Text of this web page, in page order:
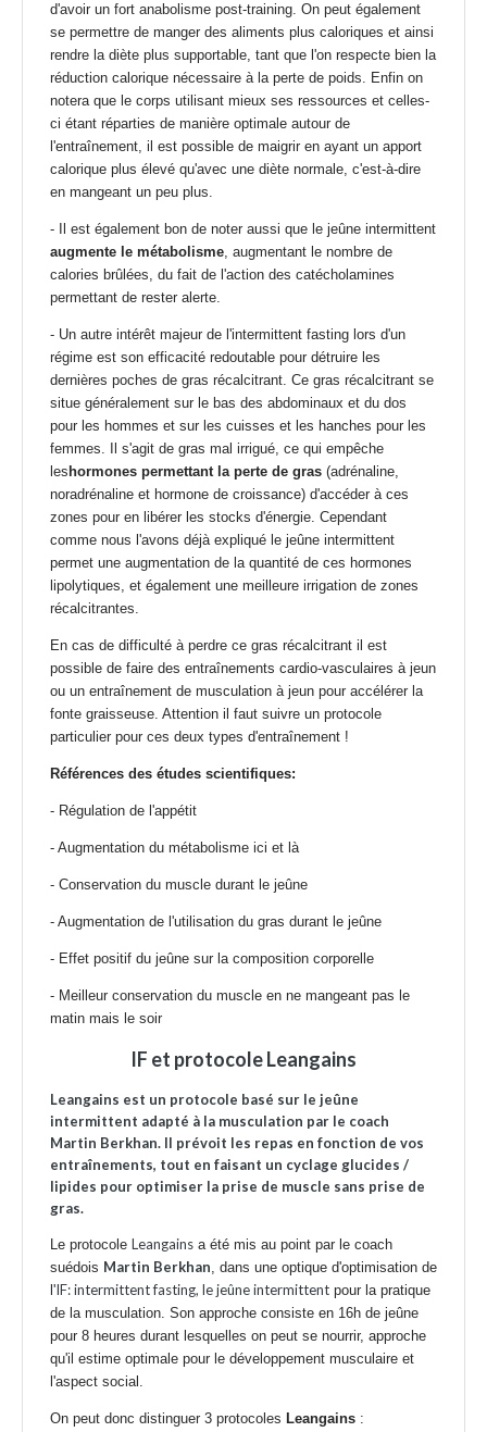
d'avoir un fort anabolisme post-training. On peut également
se permettre de manger des aliments plus caloriques et ainsi
rendre la diète plus supportable, tant que l'on respecte bien la
réduction calorique nécessaire à la perte de poids. Enfin on
notera que le corps utilisant mieux ses ressources et celles-
ci étant réparties de manière optimale autour de
l'entraînement, il est possible de maigrir en ayant un apport
calorique plus élevé qu'avec une diète normale, c'est-à-dire
en mangeant un peu plus.
- Il est également bon de noter aussi que le jeûne intermittent
augmente le métabolisme, augmentant le nombre de
calories brûlées, du fait de l'action des catécholamines
permettant de rester alerte.
- Un autre intérêt majeur de l'intermittent fasting lors d'un
régime est son efficacité redoutable pour détruire les
dernières poches de gras récalcitrant. Ce gras récalcitrant se
situe généralement sur le bas des abdominaux et du dos
pour les hommes et sur les cuisses et les hanches pour les
femmes. Il s'agit de gras mal irrigué, ce qui empêche
les hormones permettant la perte de gras (adrénaline,
noradrénaline et hormone de croissance) d'accéder à ces
zones pour en libérer les stocks d'énergie. Cependant
comme nous l'avons déjà expliqué le jeûne intermittent
permet une augmentation de la quantité de ces hormones
lipolytiques, et également une meilleure irrigation de zones
récalcitrantes.
En cas de difficulté à perdre ce gras récalcitrant il est
possible de faire des entraînements cardio-vasculaires à jeun
ou un entraînement de musculation à jeun pour accélérer la
fonte graisseuse. Attention il faut suivre un protocole
particulier pour ces deux types d'entraînement !
Références des études scientifiques:
- Régulation de l'appétit
- Augmentation du métabolisme ici et là
- Conservation du muscle durant le jeûne
- Augmentation de l'utilisation du gras durant le jeûne
- Effet positif du jeûne sur la composition corporelle
- Meilleur conservation du muscle en ne mangeant pas le
matin mais le soir
IF et protocole Leangains
Leangains est un protocole basé sur le jeûne
intermittent adapté à la musculation par le coach
Martin Berkhan. Il prévoit les repas en fonction de vos
entraînements, tout en faisant un cyclage glucides /
lipides pour optimiser la prise de muscle sans prise de
gras.
Le protocole Leangains a été mis au point par le coach
suédois Martin Berkhan, dans une optique d'optimisation de
l'IF: intermittent fasting, le jeûne intermittent pour la pratique
de la musculation. Son approche consiste en 16h de jeûne
pour 8 heures durant lesquelles on peut se nourrir, approche
qu'il estime optimale pour le développement musculaire et
l'aspect social.
On peut donc distinguer 3 protocoles Leangains :